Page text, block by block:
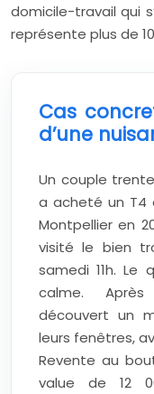
domicile-travail qui
représente plus de
Cas
d’une
Un couple
a acheté un T4
Montpellier en
visité le bien
samedi 11h. Le
calme.
découvert un
leurs fenêtres,
Revente au
value de 12